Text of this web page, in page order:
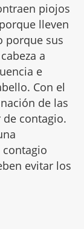
piojos
lleven
porque sus
a
e
Con el
de las
contagio.
evitar los